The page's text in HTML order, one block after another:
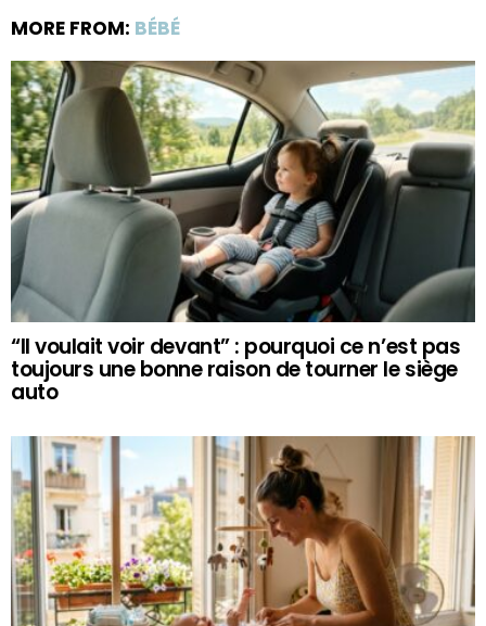
MORE FROM: BÉBÉ
“Il voulait voir devant” : pourquoi ce n’est pas
toujours une bonne raison de tourner le siège
auto